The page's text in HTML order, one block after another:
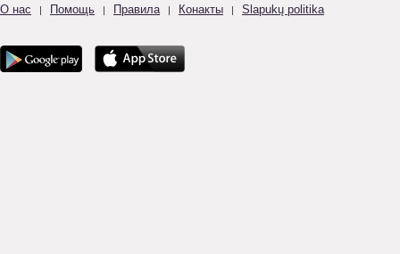
О нас | Помощь | Правила | Конакты | Slapukų politika